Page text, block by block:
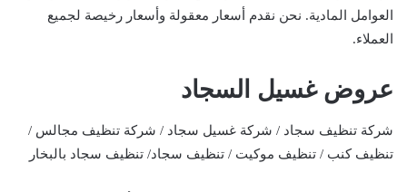
العوامل المادية. نحن نقدم أسعار معقولة وأسعار رخيصة لجميع
العملاء.
عروض غسيل السجاد
شركة تنظيف سجاد / شركة غسيل سجاد / شركة تنظيف مجالس /
تنظيف كنب / تنظيف موكيت / تنظيف سجاد/ تنظيف سجاد بالبخار